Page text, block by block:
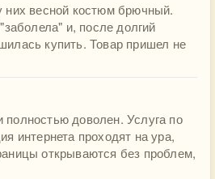
них весной костюм брючный.
и, после долгий
купить. Товар пришел не
доволен. Услуга по
интернета проходят на ура,
открываются без проблем,